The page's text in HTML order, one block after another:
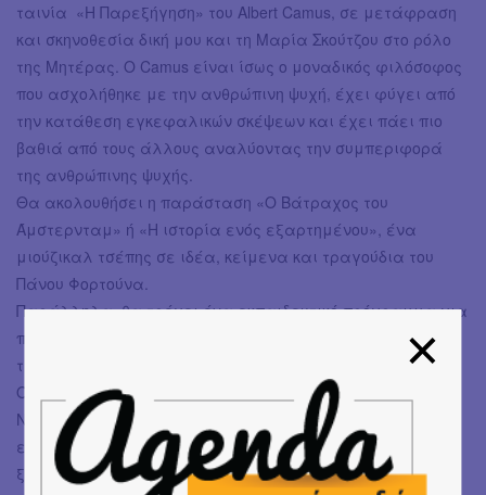
ταινία «Η Παρεξήγηση» του Albert Camus, σε μετάφραση
και σκηνοθεσία δική μου και τη Μαρία Σκούτζου στο ρόλο
της Μητέρας. Ο Camus είναι ίσως ο μοναδικός φιλόσοφος
που ασχολήθηκε με την ανθρώπινη ψυχή, έχει φύγει από
την κατάθεση εγκεφαλικών σκέψεων και έχει πάει πιο
βαθιά από τους άλλους αναλύοντας την συμπεριφορά
της ανθρώπινης ψυχής.
Θα ακολουθήσει η παράσταση «Ο Βάτραχος του
Άμστερνταμ» ή «Η ιστορία ενός εξαρτημένου», ένα
μιούζικαλ τσέπης σε ιδέα, κείμενα και τραγούδια του
Πάνου Φορτούνα.
Παράλληλα, θα τρέχει ένα εκπαιδευτικό πρόγραμμα για
παιδιά, με τίτλο «Επίσκεψη σε ένα μικρό θέατρο», όπου
τα παιδιά θα ξεναγούνται στο θέατρο από τους Πουκ και
Όμπερον, τα δύο ξωτικά από το Όνειρο Καλοκαιρινής
Νυκτός. Αφού ξεναγηθούν στους χώρους μαθαίνοντας τι
είναι ο κάθενας, η σκηνή διαμορφώνεται σε δάσος
ξωτικών και στήνουμε μαζί με τα παιδιά ένα κείμενο που